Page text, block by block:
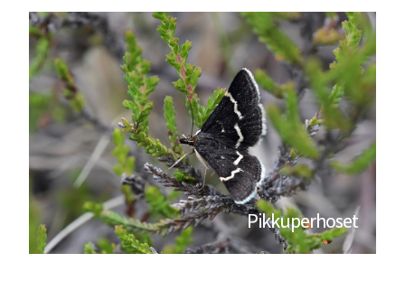
Pikkuperhoset